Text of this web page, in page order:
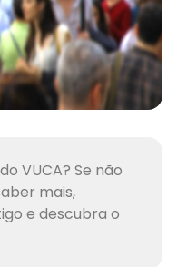
VUCA? Se não
mais,
e descubra o